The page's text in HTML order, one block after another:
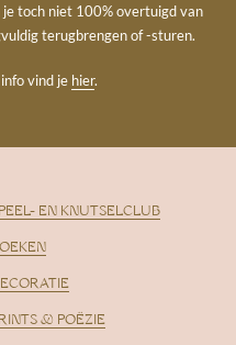
toch niet 100% overtuigd van
terugbrengen of -sturen.
vind je hier.
EN KNUTSELCLUB
& POËZIE